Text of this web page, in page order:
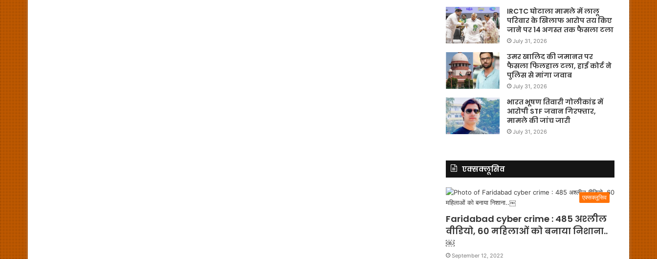
IRCTC घोटाला मामले में लालू
परिवार के खिलाफ आरोप तय किए
जाने पर 14 अगस्त तक फैसला टला
July 31, 2026
उमर खालिद की जमानत पर
फैसला फिलहाल टला, हाई कोर्ट ने
पुलिस से मांगा जवाब
July 31, 2026
भारत भूषण तिवारी गोलीकांड में
आरोपी STF जवान गिरफ्तार,
मामले की जांच जारी
July 31, 2026
एक्सक्लूसिव
एक्सक्लूसिव
Faridabad cyber crime : 485 अश्लील
वीडियो, 60 महिलाओं को बनाया निशाना..
￼
September 12, 2022